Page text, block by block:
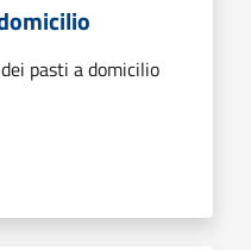
pasti a domicilio